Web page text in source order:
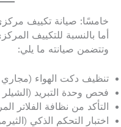
خامسًا: صيانة تكييف
أما بالنسبة للتكييف
وتتضمن صيانته ما يلي:
تنظيف دكت الهواء (مجاري
فحص وحدة التبريد (الشيلر
التأكد من نظافة الفلاتر
اختبار التحكم الذكي